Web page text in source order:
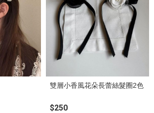
雙層小香風花朵長蕾絲髮圈2色
$250